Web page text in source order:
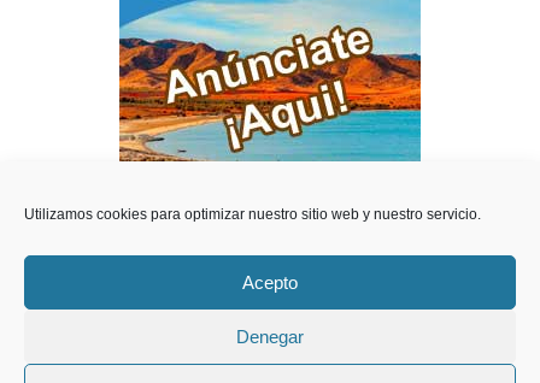
Utilizamos cookies para optimizar nuestro sitio web y nuestro servicio.
Acepto
Denegar
Teléfonos de Interes
Videos del Parque
Contacto y Publicidad
Estación Meteorológica
Webcam en directo